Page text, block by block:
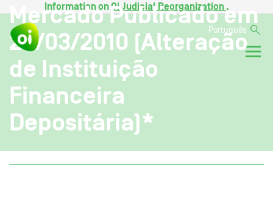
Information onOi Judicial Reorganization .
Português
Mercado Publicado em
29/03/2010 (Alteração
de Instituição
Financeira
Depositária)*